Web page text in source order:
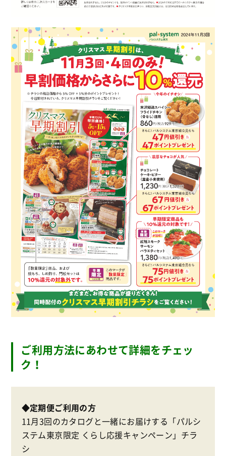
ご利用方法にあわせて詳細をチェッ
ク！
◆定期便ご利用の方
11月3回のカタログと一緒にお届けする「パルシ
ステム東京限定 くらし応援キャンペーン」チラ
シ